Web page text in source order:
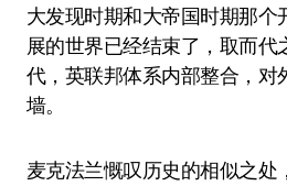
大发现时期和大帝国时期那个
展的世界已经结束了，取而代
代，英联邦体系内部整合，对
墙。
麦克法兰慨叹历史的相似之处